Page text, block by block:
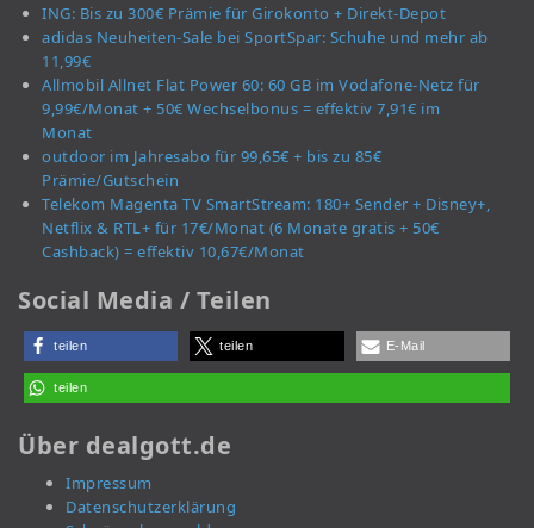
ING: Bis zu 300€ Prämie für Girokonto + Direkt-Depot
adidas Neuheiten-Sale bei SportSpar: Schuhe und mehr ab
11,99€
Allmobil Allnet Flat Power 60: 60 GB im Vodafone-Netz für
9,99€/Monat + 50€ Wechselbonus = effektiv 7,91€ im
Monat
outdoor im Jahresabo für 99,65€ + bis zu 85€
Prämie/Gutschein
Telekom Magenta TV SmartStream: 180+ Sender + Disney+,
Netflix & RTL+ für 17€/Monat (6 Monate gratis + 50€
Cashback) = effektiv 10,67€/Monat
Social Media / Teilen
teilen teilen E-Mail
teilen
Über dealgott.de
Impressum
Datenschutzerklärung